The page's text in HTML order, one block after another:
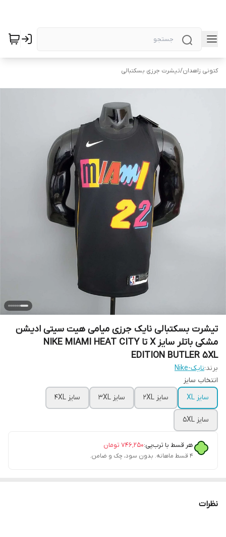
کتونی زاهدان/تیشرت جرزی بسکتبالی
تیشرت بسکتبالی نایک جرزی میامی هیت سیتی ادیشن
مشکی باتلر سایز X تا NIKE MIAMI HEAT CITY
EDITION BUTLER 5XL
برند:نایک-Nike
انتخاب سایز
سایز XL
سایز 2XL سایز 3XL سایز 4XL
سایز 5XL
هر قسط با ترب‌پی:۷۴۶٬۲۵۰ تومان
۴ قسط ماهانه. بدون سود، چک و ضامن.
نظرات